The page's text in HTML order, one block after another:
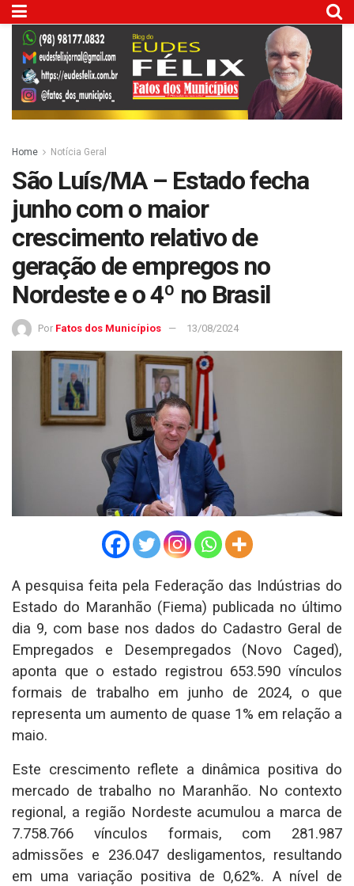
Home Notícia Geral
São Luís/MA – Estado fecha
junho com o maior
crescimento relativo de
geração de empregos no
Nordeste e o 4º no Brasil
Por Fatos dos Municípios 13/08/2024
A pesquisa feita pela Federação das Indústrias do
Estado do Maranhão (Fiema) publicada no último
dia 9, com base nos dados do Cadastro Geral de
Empregados e Desempregados (Novo Caged),
aponta que o estado registrou 653.590 vínculos
formais de trabalho em junho de 2024, o que
representa um aumento de quase 1% em relação a
maio.
Este crescimento reflete a dinâmica positiva do
mercado de trabalho no Maranhão. No contexto
regional, a região Nordeste acumulou a marca de
7.758.766 vínculos formais, com 281.987
admissões e 236.047 desligamentos, resultando
em uma variação positiva de 0,62%. A nível de